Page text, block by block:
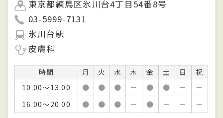
東京都練馬区氷川台4丁目54番8号
03-5999-7131
氷川台駅
皮膚科
時間 月 火 水 木 金 土 日
祝
10:00～13:00
● ● ● － ● ● －
－
16:00～20:00
● ● ● － ● － － －